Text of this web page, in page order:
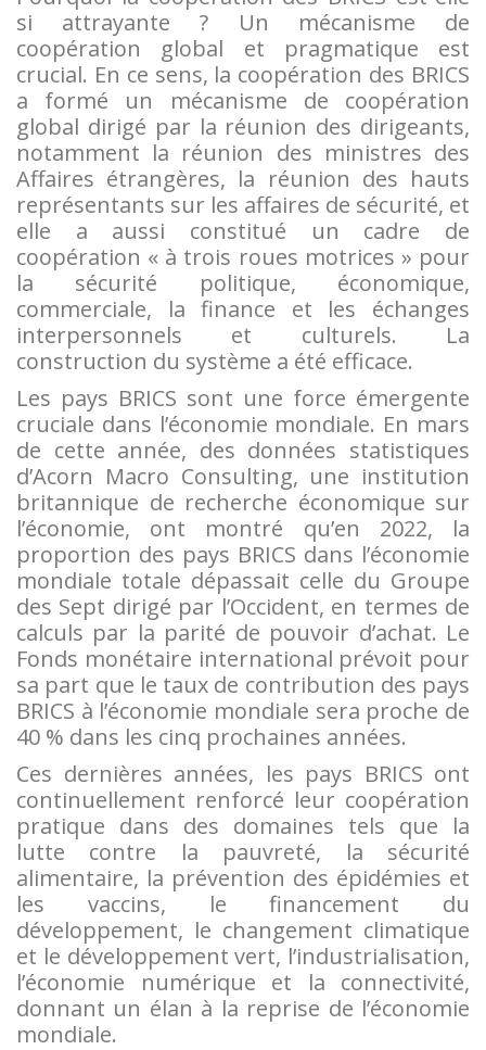
si attrayante ? Un mécanisme de
coopération global et pragmatique est
crucial. En ce sens, la coopération des BRICS
a formé un mécanisme de coopération
global dirigé par la réunion des dirigeants,
notamment la réunion des ministres des
Affaires étrangères, la réunion des hauts
représentants sur les affaires de sécurité, et
elle a aussi constitué un cadre de
coopération « à trois roues motrices » pour
la sécurité politique, économique,
commerciale, la finance et les échanges
interpersonnels et culturels. La
construction du système a été efficace.
Les pays BRICS sont une force émergente
cruciale dans l’économie mondiale. En mars
de cette année, des données statistiques
d’Acorn Macro Consulting, une institution
britannique de recherche économique sur
l’économie, ont montré qu’en 2022, la
proportion des pays BRICS dans l’économie
mondiale totale dépassait celle du Groupe
des Sept dirigé par l’Occident, en termes de
calculs par la parité de pouvoir d’achat. Le
Fonds monétaire international prévoit pour
sa part que le taux de contribution des pays
BRICS à l’économie mondiale sera proche de
40 % dans les cinq prochaines années.
Ces dernières années, les pays BRICS ont
continuellement renforcé leur coopération
pratique dans des domaines tels que la
lutte contre la pauvreté, la sécurité
alimentaire, la prévention des épidémies et
les vaccins, le financement du
développement, le changement climatique
et le développement vert, l’industrialisation,
l’économie numérique et la connectivité,
donnant un élan à la reprise de l’économie
mondiale.